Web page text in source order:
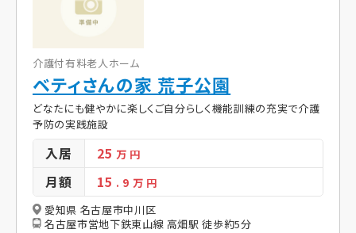
介護付有料老人ホーム
ベティさんの家 荒子公園
どなたにも健やかに楽しくご自分らしく機能訓練の充実で介護
予防の実践施設
入居 25万 円
月額 15 . 9 万 円
愛知県 名古屋市中川区
名古屋市営地下鉄東山線 高畑駅 徒歩約5分